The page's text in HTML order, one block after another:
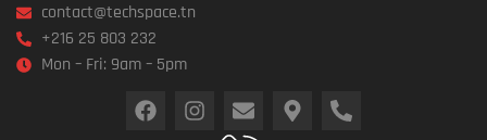
contact@techspace.tn
+216 25 803 232
Mon – Fri: 9am – 5pm